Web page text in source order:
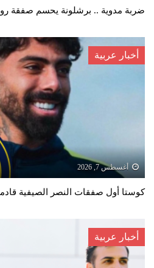
ضربة مدوية .. برشلونة يحسم صفقة
أخبار عربية
أغسطس 7, 2026
كوستا أول صفقات النصر الصيفية
أخبار عربية